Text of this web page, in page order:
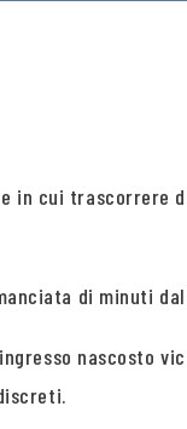
in cui trascorrere
di minuti
nascosto